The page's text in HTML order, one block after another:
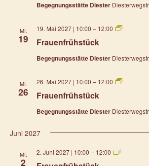
Begegnungsstätte Diester
MI.
19 Frauenfrühstück
19. Mai 2027 | 10:00 – 12:00
Begegnungsstätte Diester
MI.
26 Frauenfrühstück
26. Mai 2027 | 10:00 – 12:00
Begegnungsstätte Diester
Juni 2027
MI.
2
2. Juni 2027 | 10:00 – 12:00